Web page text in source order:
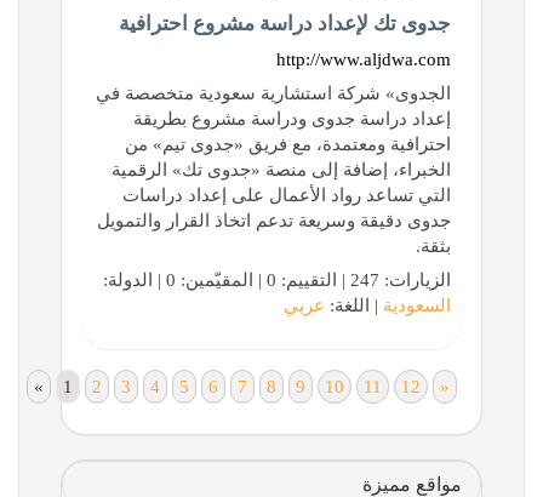
جدوى تك لإعداد دراسة مشروع احترافية
http://www.aljdwa.com
الجدوى» شركة استشارية سعودية متخصصة في
إعداد دراسة جدوى ودراسة مشروع بطريقة
احترافية ومعتمدة، مع فريق «جدوى تيم» من
الخبراء، إضافة إلى منصة «جدوى تك» الرقمية
التي تساعد رواد الأعمال على إعداد دراسات
جدوى دقيقة وسريعة تدعم اتخاذ القرار والتمويل
بثقة.
الزيارات: 247 | التقييم: 0 | المقيّمين: 0 | الدولة:
السعودية | اللغة: عربي
« 1 2 3 4 5 6 7 8 9 10 11 12 »
مواقع مميزة